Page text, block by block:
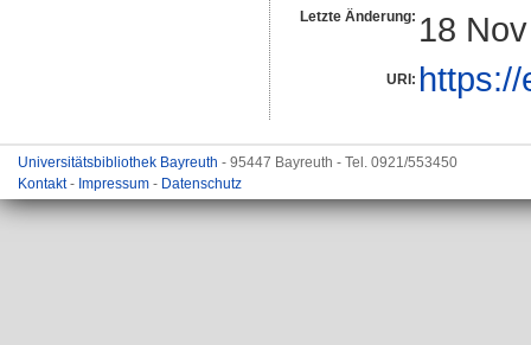
Letzte Änderung: 18
URI:
Universitätsbibliothek Bayreuth - 95447 Bayreuth - Tel. 0921/553450
Kontakt- Impressum - Datenschutz